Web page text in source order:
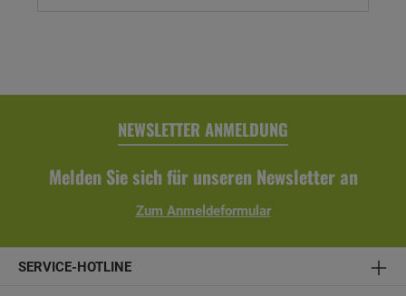
NEWSLETTER ANMELDUNG
Melden Sie sich für unseren Newsletter an
Zum Anmeldeformular
SERVICE-HOTLINE